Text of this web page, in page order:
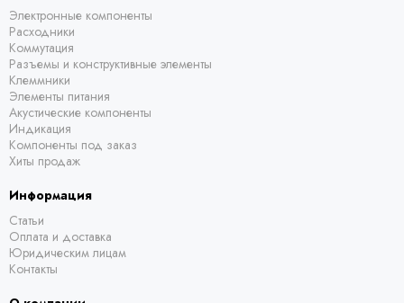
Электронные компоненты
Расходники
Коммутация
Разъемы и конструктивные элементы
Клеммники
Элементы питания
Акустические компоненты
Индикация
Компоненты под заказ
Хиты продаж
Информация
Статьи
Оплата и доставка
Юридическим лицам
Контакты